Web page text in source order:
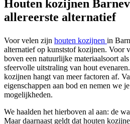
Houten kozijnen
allereerste alternatief
Voor velen zijn houten kozijnen in
alternatief op kunststof kozijnen. Voor
boven een natuurlijke materiaalsoort
sfeervolle uitstraling van hout
kozijnen hangt van meer factoren af.
eigenschappen aan bod en nemen we
mogelijkheden.
We haalden het hierboven al aan: de
Maar daarnaast geldt dat houten